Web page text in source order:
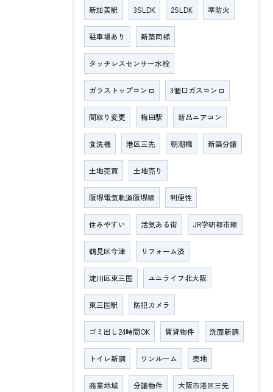
新加美駅 3SLDK 2SLDK 準防火
駐車場あり 新築同様
タッチレスセンサー水栓
ガラストップコンロ 3個口ガスコンロ
間取り変更 梅田駅 新品エアコン
食洗機 港区三先 朝潮橋 新築分譲
土地売買 土地売り
阪堺電気軌道阪堺線 利便性
住みやすい 活気ある街 JR学研都市線
鶴見区今津 リフォーム済
淀川区東三国 ユニライフ北大阪
東三国駅 防犯カメラ
ゴミ出し24時間OK 賃貸物件 洗面新調
トイレ新調 ワンルーム 売地
商業地域 分譲物件 大阪市港区三先